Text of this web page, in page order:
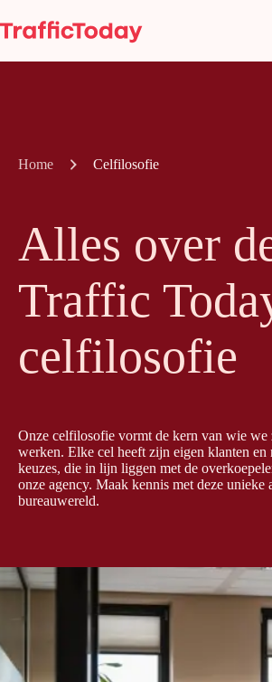
naar
de
Home Celfilosofie
Alles over
Traffic
celfilosofie
Onze celfilosofie vormt de kern van wie we
werken. Elke cel heeft zijn eigen klanten en
keuzes, die in lijn liggen met de
onze agency. Maak kennis met deze unieke
bureauwereld.